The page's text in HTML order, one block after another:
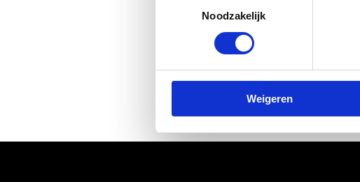
Noodzakelijk
Weigeren
something fun for
Or you can always go